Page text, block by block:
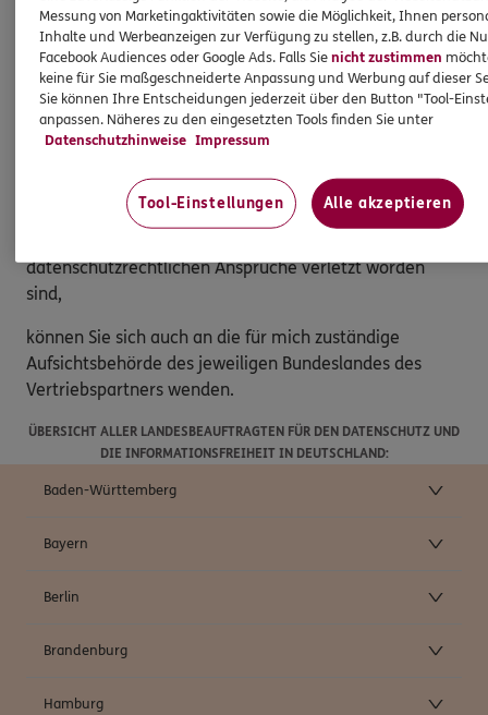
· Datenübertragung an einen anderen
Verantwortlichen
Möchten Sie von Ihren Rechten Gebrauch machen,
genügt eine E-Mail an:
Alice.Czepiel@ergo.de.
Beschwerderecht
Sollten Sie der Ansicht sein, dass die Verarbeitung Ihrer
datenschutzrechtlichen Ansprüche verletzt worden
sind,
können Sie sich auch an die für mich zuständige
Aufsichtsbehörde des jeweiligen Bundeslandes des
Vertriebspartners wenden.
ÜBERSICHT ALLER LANDESBEAUFTRAGTEN FÜR DEN DATENSCHUTZ UND
DIE INFORMATIONSFREIHEIT IN DEUTSCHLAND:
Baden-Württemberg
Bayern
Berlin
Brandenburg
Hamburg
Messung von Marketingaktivitäten sowie die Möglichkeit, Ihnen
Inhalte und Werbeanzeigen zur Verfügung zu stellen, z.B. durch die
Facebook Audiences oder Google Ads. Falls Sienicht zustimmen
keine für Sie maßgeschneiderte Anpassung und Werbung auf dieser
Sie können Ihre Entscheidungen jederzeit über den Button "Tool-
anpassen. Näheres zu den eingesetzten Tools finden Sie unter
Datenschutzhinweise Impressum
Tool-Einstellungen Alle akzeptieren